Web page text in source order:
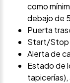
como
debajo de
Puerta
Start/Stop
Alerta de
Estado de